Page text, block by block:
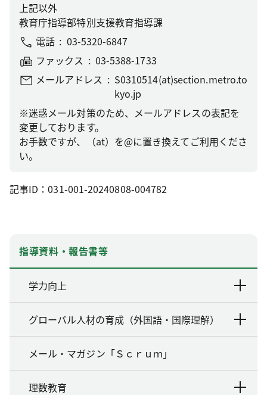
上記以外
教育庁指導部特別支援教育指導課
電話
03-5320-6847
ファックス
03-5388-1733
メールアドレス
S0310514(at)section.metro.to
kyo.jp
※迷惑メール対策のため、メールアドレスの表記を
変更しております。
お手数ですが、（at）を@に置き換えてご利用くださ
い。
記事ID：031-001-20240808-004782
指導資料・報告書等
学力向上
グローバル人材の育成（外国語・国際理解）
メール・マガジン「Ｓｃｒｕｍ」
理数教育